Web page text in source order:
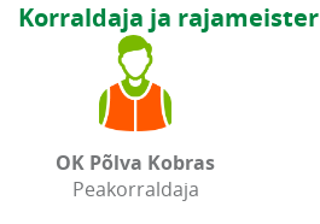
Korraldaja ja rajameister
OK Põlva Kobras
Peakorraldaja